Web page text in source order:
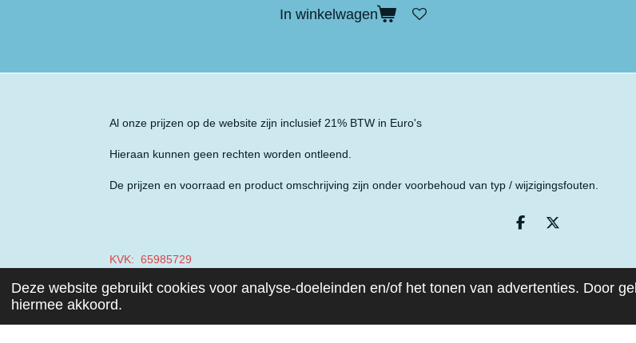
Deze website gebruikt cookies voor analyse-doeleinden en/of het tonen van advertenties. Door
hiermee akkoord.
In winkelwagen
Al onze prijzen op de website zijn inclusief 21% BTW in Euro's
Hieraan kunnen geen rechten worden ontleend.
De prijzen en voorraad en product omschrijving zijn onder voorbehoud van typ / wijzigingsfouten.
D
e
n
D
l
KVK: 65985729
BTW: NL001970687B49
© 2019 - 2026 Auto Parts Nieuwegein